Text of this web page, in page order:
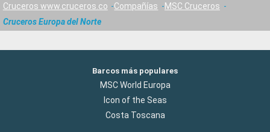
Cruceros www.cruceros.co Compañías
MSC Cruceros
Cruceros Europa del Norte
Barcos más populares
MSC World Europa
Icon of the Seas
Costa Toscana